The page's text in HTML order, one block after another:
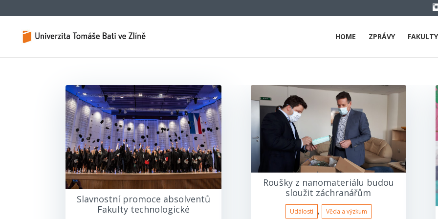
HOME ZPRÁVY FAKULTY
Slavnostní promoce absolventů
Fakulty technologické
Roušky z nanomateriálu budou
sloužit záchranářům
Události , Věda a výzkum